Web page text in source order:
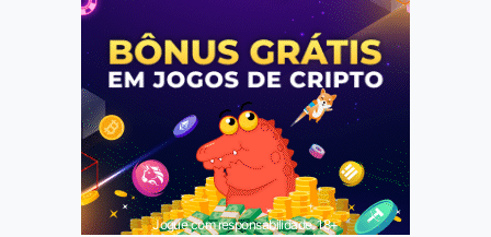
Jogue com responsabilidade. 18+